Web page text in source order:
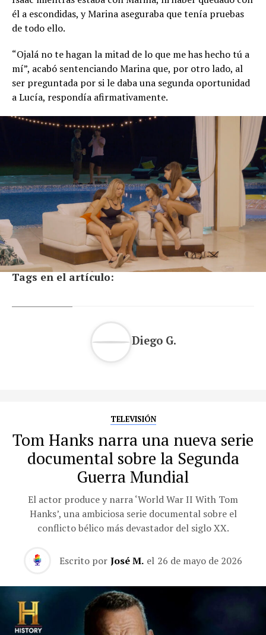
él a escondidas, y Marina aseguraba que tenía pruebas
de todo ello.
“Ojalá no te hagan la mitad de lo que me has hecho tú a
mí”, acabó sentenciando Marina que, por otro lado, al
ser preguntada por si le daba una segunda oportunidad
a Lucía, respondía afirmativamente.
Tags en el artículo:
Diego G.
TELEVISIÓN
Tom Hanks narra una nueva serie
documental sobre la Segunda
Guerra Mundial
El actor produce y narra ‘World War II With Tom
Hanks’, una ambiciosa serie documental sobre el
conflicto bélico más devastador del siglo XX.
Escrito por José M. el 26 de mayo de 2026